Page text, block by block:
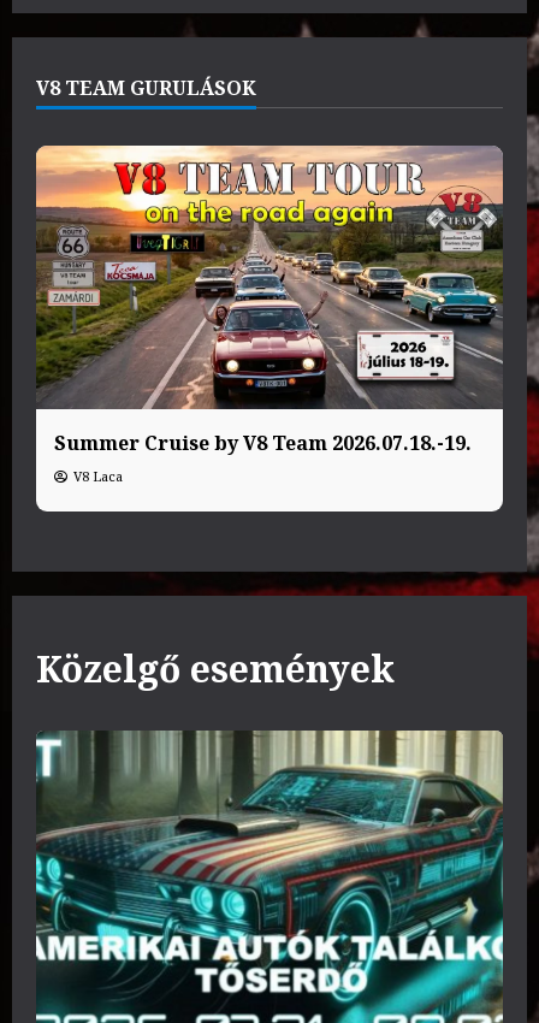
V8 TEAM GURULÁSOK
Summer Cruise by V8 Team 2026.07.18.-19.
V8 Laca
Közelgő események